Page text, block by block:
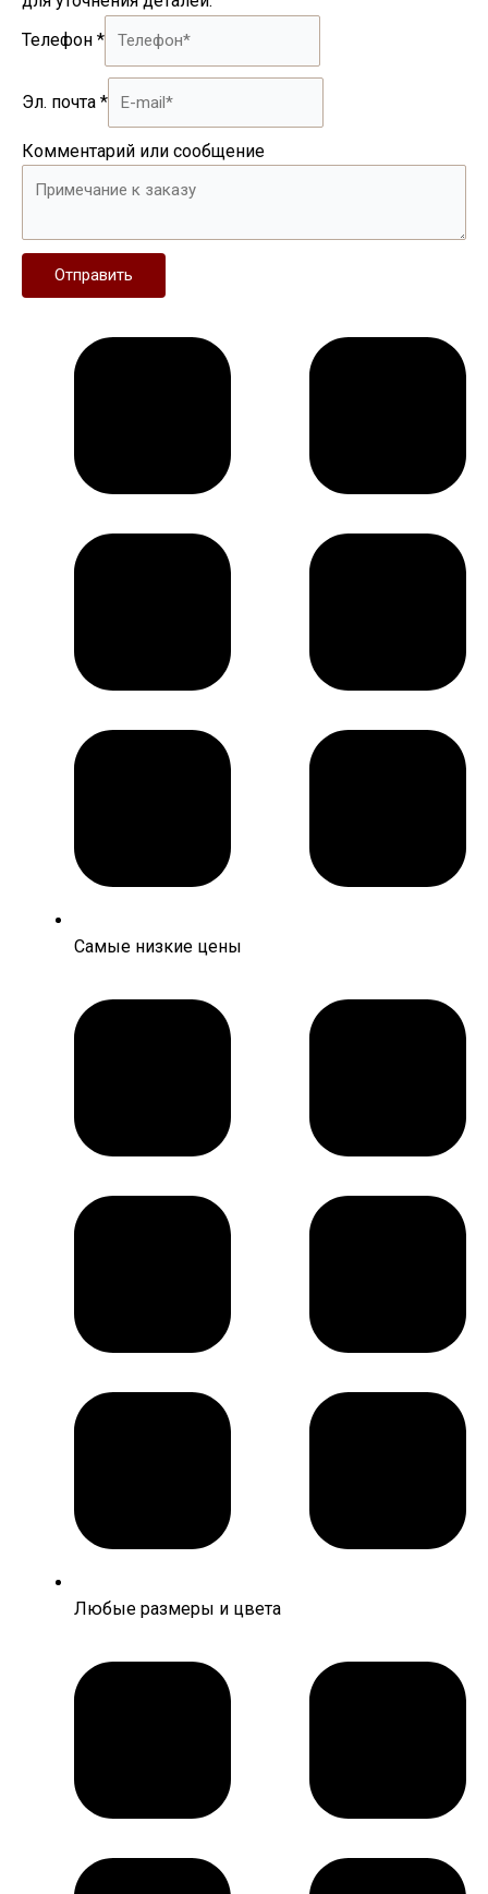
Телефон *
Эл. почта *
Комментарий или сообщение
Отправить
Самые низкие цены
Любые размеры и цвета